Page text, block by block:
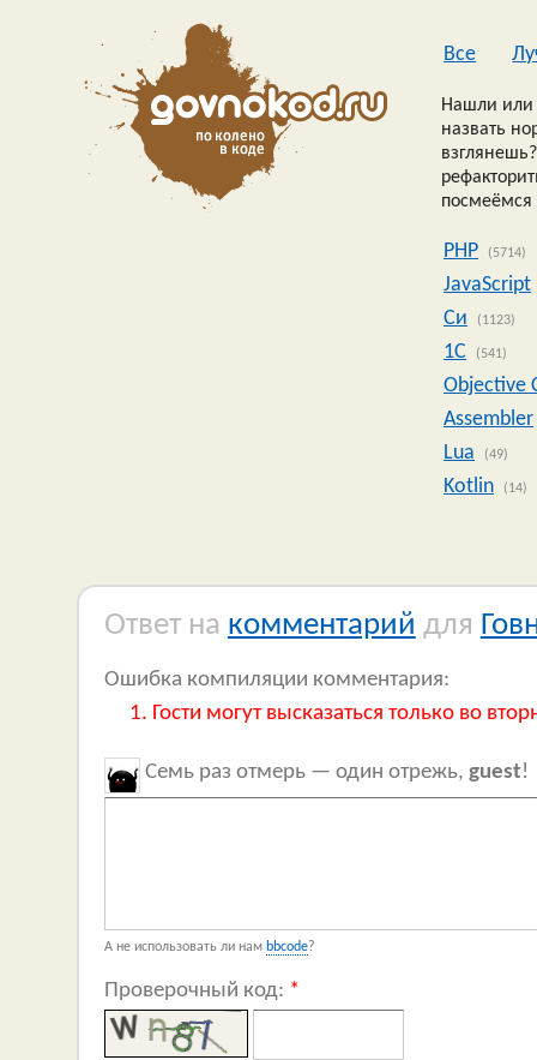
Все
Нашли или
назвать
посмеёмся
PHP (5714)
JavaScript
Си
(1123)
1C (541)
Objective
Assembler
Lua
(49)
Kotlin (14)
Ответ на комментарий для
Ошибка компиляции комментария:
Гости могут высказаться только во
Семь раз отмерь — один отрежь, guest!
А не использовать ли нам bbcode?
Проверочный код: *